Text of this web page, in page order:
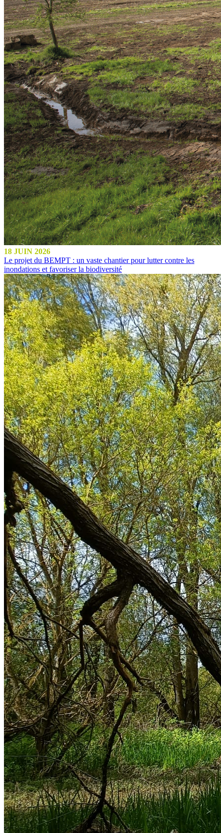
18 JUIN 2026
Le projet du BEMPT : un vaste chantier pour lutter contre les
inondations et favoriser la biodiversité